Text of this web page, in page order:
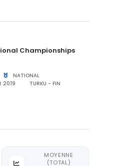
Championships
NATIONAL
2019
TURKU - FIN
MOYENNE
(TOTAL)